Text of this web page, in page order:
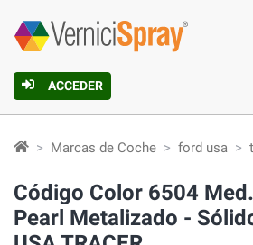
ACCEDER
Marcas de Coche ford usa
Código Color 6504
Pearl Metalizado -